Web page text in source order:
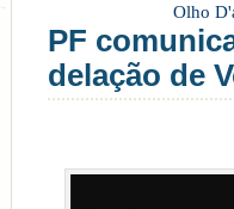
Olho
PF
delação de